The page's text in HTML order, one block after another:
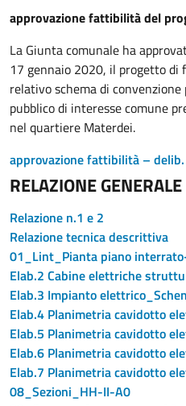
approvazione fattibilità del
La Giunta comunale ha
17 gennaio 2020, il progetto
relativo schema di
pubblico di interesse comune
nel quartiere Materdei.
approvazione fattibilità –
RELAZIONE
Relazione n.1 e 2
Relazione tecnica descrittiva
01_Lint_Pianta piano
Elab.2 Cabine elettriche
Elab.3 Impianto
Elab.4 Planimetria cavidotto
Elab.5 Planimetria cavidotto
Elab.6 Planimetria cavidotto
Elab.7 Planimetria cavidotto
08_Sezioni_HH-II-A0